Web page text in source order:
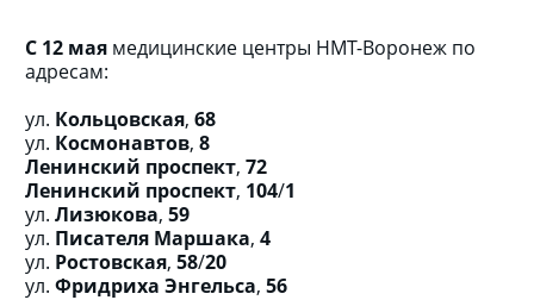
С 12 мая медицинские центры НМТ-Воронеж по
адресам:
ул. Кольцовская, 68
ул. Космонавтов, 8
Ленинский проспект, 72
Ленинский проспект, 104/1
ул. Лизюкова, 59
ул. Писателя Маршака, 4
ул. Ростовская, 58/20
ул. Фридриха Энгельса, 56